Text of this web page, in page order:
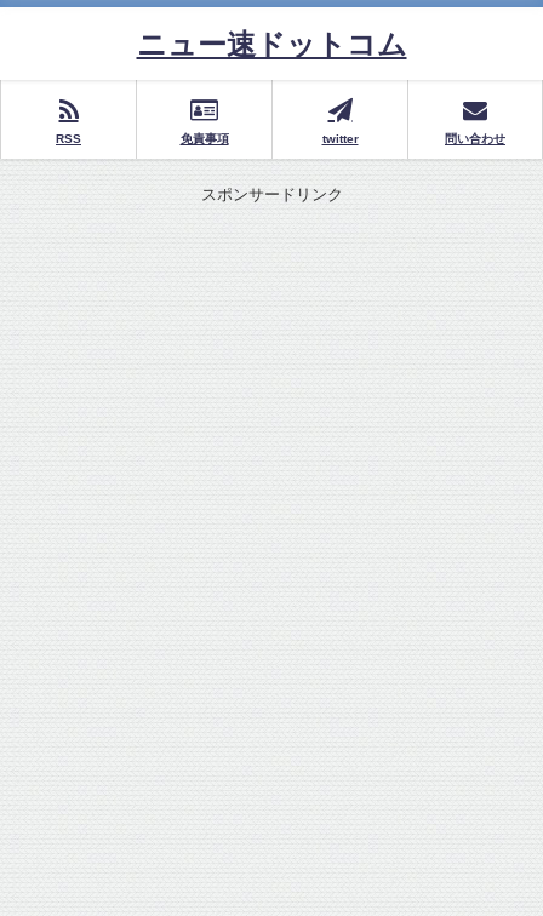
ニュー速ドットコム
RSS 免責事項 twitter 問い合わせ
スポンサードリンク